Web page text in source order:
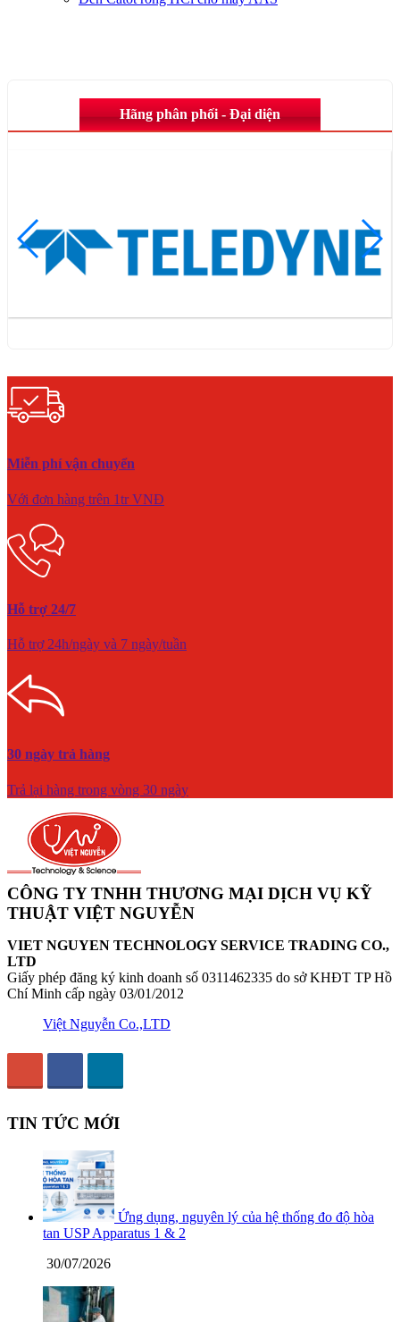
Hãng phân phối - Đại diện
Miễn phí vận chuyển
Với đơn hàng trên 1tr VNĐ
Hỗ trợ 24/7
Hỗ trợ 24h/ngày và 7 ngày/tuần
30 ngày trả hàng
Trả lại hàng trong vòng 30 ngày
CÔNG TY TNHH THƯƠNG MẠI DỊCH VỤ KỸ
THUẬT VIỆT NGUYỄN
VIET NGUYEN TECHNOLOGY SERVICE TRADING CO.,
LTD
Giấy phép đăng ký kinh doanh số 0311462335 do sở KHĐT TP Hồ
Chí Minh cấp ngày 03/01/2012
Việt Nguyễn Co.,LTD
TIN TỨC MỚI
Ứng dụng, nguyên lý của hệ thống đo độ hòa
tan USP Apparatus 1 & 2
30/07/2026